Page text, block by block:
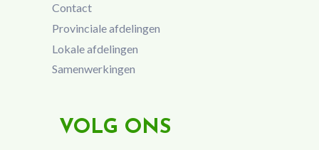
Contact
Provinciale afdelingen
Lokale afdelingen
Samenwerkingen
VOLG ONS